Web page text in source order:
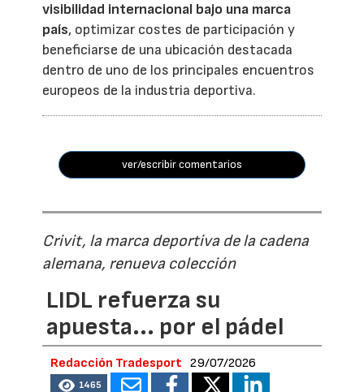
visibilidad internacional bajo una marca
país, optimizar costes de participación y
beneficiarse de una ubicación destacada
dentro de uno de los principales encuentros
europeos de la industria deportiva.
ver/escribir comentarios
Crivit, la marca deportiva de la cadena
alemana, renueva colección
LIDL refuerza su
apuesta... por el pádel
Redacción Tradesport 29/07/2026
1465